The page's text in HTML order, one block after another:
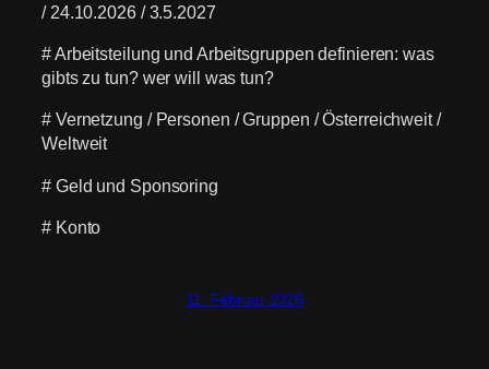
/ 24.10.2026 / 3.5.2027
# Arbeitsteilung und Arbeitsgruppen definieren: was
gibts zu tun? wer will was tun?
# Vernetzung / Personen / Gruppen / Österreichweit /
Weltweit
# Geld und Sponsoring
# Konto
11. Februar 2026